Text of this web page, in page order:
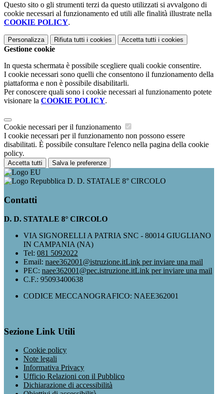
Questo sito o gli strumenti terzi da questo utilizzati si avvalgono di
cookie necessari al funzionamento ed utili alle finalità illustrate nella
COOKIE POLICY.
Personalizza Rifiuta tutti i cookies Accetta tutti i cookies
Gestione cookie
In questa schermata è possibile scegliere quali cookie consentire.
I cookie necessari sono quelli che consentono il funzionamento della
piattaforma e non è possibile disabilitarli.
Per conoscere quali sono i cookie necessari al funzionamento potete
visionare la COOKIE POLICY.
Cookie necessari per il funzionamento
I cookie necessari per il funzionamento non possono essere
disabilitati. È possibile consultare l'elenco nella pagina della cookie
policy.
Accetta tutti Salva le preferenze
D. D. STATALE 8° CIRCOLO
Contatti
D. D. STATALE 8° CIRCOLO
VIA SIGNORELLI A PATRIA SNC - 80014 GIUGLIANO
IN CAMPANIA (NA)
Tel: 081 5092022
Email: naee362001@istruzione.itLink per inviare una mail
PEC: naee362001@pec.istruzione.itLink per inviare una mail
C.F.: 95093400638
CODICE MECCANOGRAFICO: NAEE362001
Sezione Link Utili
Cookie policy
Note legali
Informativa Privacy
Ufficio Relazioni con il Pubblico
Dichiarazione di accessibilità